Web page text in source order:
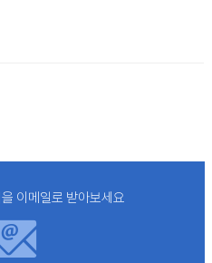
이메일로 받아보세요